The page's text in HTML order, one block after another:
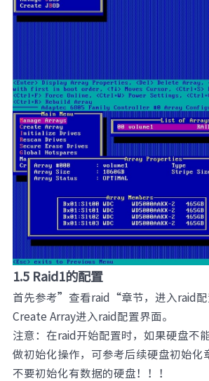
1.5 Raid1的配置
首先参考”查看raid“章节，进入raid配
Create Array进入raid配置界面。
注意：在raid开始配置时，如果硬盘不
做初始化操作，可参考后续硬盘初始化
不要初始化有数据的硬盘！！！